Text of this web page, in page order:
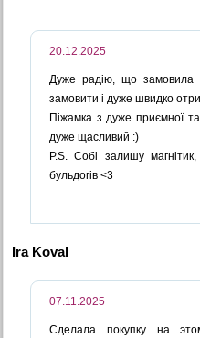
20.12.2025
Дуже радію, що замовила
замовити і дуже швидко
Піжамка з дуже приємної та
дуже щасливий :)
P.S. Собі залишу
бульдогів <3
Ira Koval
07.11.2025
Сделала покупку на